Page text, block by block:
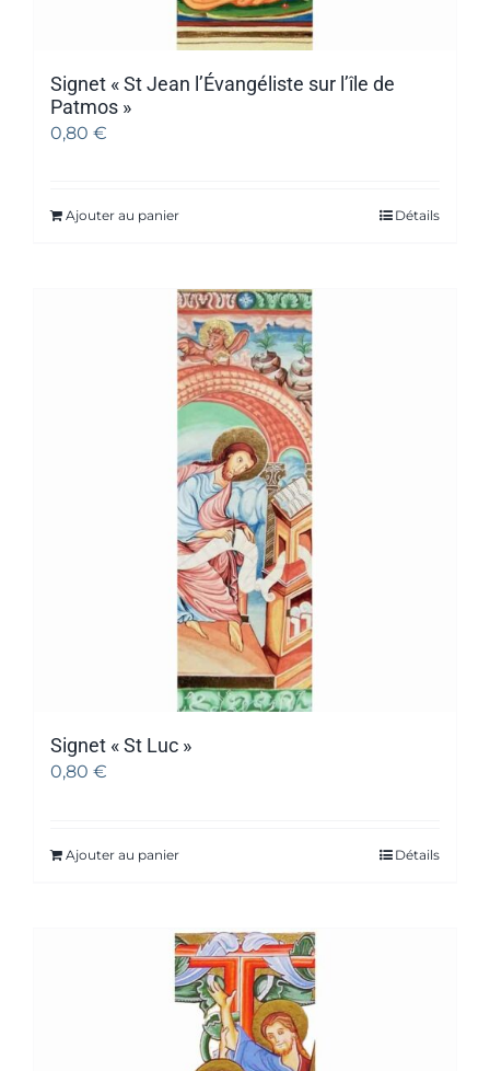
Signet « St Jean l’Évangéliste sur l’île de
Patmos »
0,80 €
Ajouter au panier Détails
Signet « St Luc »
0,80 €
Ajouter au panier Détails